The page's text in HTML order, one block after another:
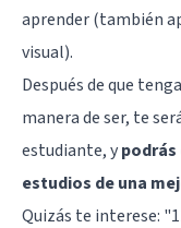
aprender (también
visual).
Después de que
manera de ser, te
estudiante, ypodrás
estudios de una
Quizás te interese: "